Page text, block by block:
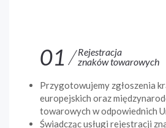
01
Rejestracja
znaków towarowych
Przygotowujemy zgłoszenia
europejskich oraz
towarowych w odpowiednich
Świadcząc usługi rejestracji